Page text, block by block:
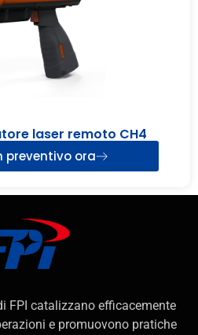
laser remoto CH4
preventivo ora
FPI catalizzano efficacemente
e promuovono pratiche